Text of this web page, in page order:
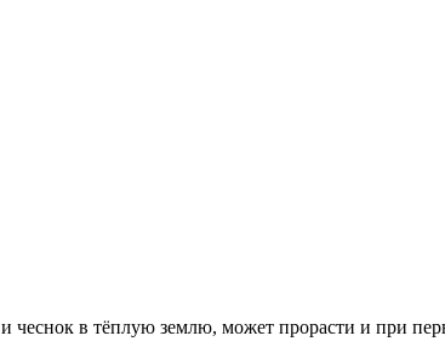
в тёплую землю, может прорасти и при